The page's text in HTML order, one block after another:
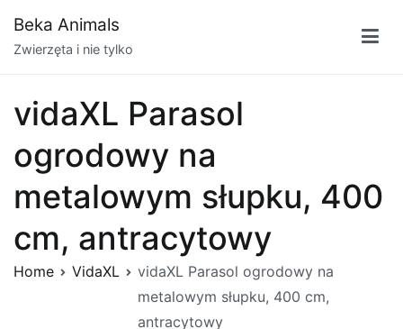
do
treści
Beka Animals
Zwierzęta i nie tylko
vidaXL Parasol
ogrodowy na
metalowym słupku, 400
cm, antracytowy
Home VidaXL
vidaXL Parasol ogrodowy na
metalowym słupku, 400 cm,
antracytowy